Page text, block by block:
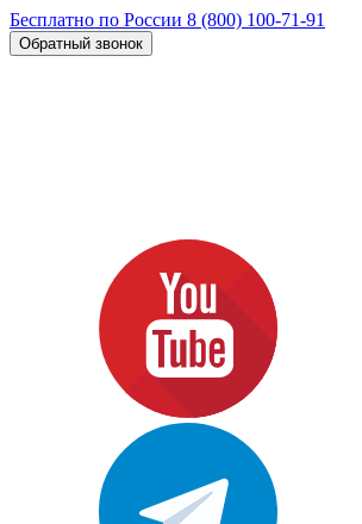
Бесплатно по России 8 (800) 100-71-91
Обратный звонок